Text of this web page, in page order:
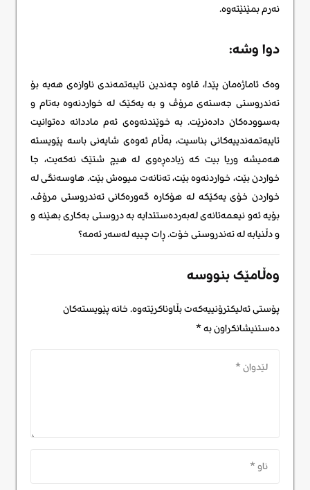
نەرم بمێنێتەوە.
دوا وشە:
وەک ئاماژەمان پێدا، قاوە چەندین تایبەتمەندی ناوازەی هەیە بۆ
تەندروستی جەستەی مرۆڤ و بە یەکێک لە خواردنەوە بەتام و
بەسوودەکان دادەنرێت. بە خوێندنەوەی ئەم ماددانە دەتوانیت
تایبەتمەندییەکانی بناسیت، بەڵام ئەوەی شایەنی باسە پێویستە
هەمیشە وریا بیت کە زیادەڕەوی لە هیچ شتێک نەکەیت، جا
خواردن بێت، خواردنەوە بێت، تەنانەت میوەش بێت. هاوسەنگی لە
خواردن خۆی یەکێکە لە هۆکارە گەورەکانی تەندروستی مرۆڤ.
بۆیە ئەو نیعمەتانەی لەبەردەستتدایە بە دروستی بەکاری بهێنە و
و دڵنیابه لە تەندروستی خۆت. ڕات چییە لەسەر ئەمە؟
وەڵامێک بنووسە
پۆستی ئەلیکترۆنییەکەت بڵاوناکرێتەوە.خانە پێویستەکان
دەستنیشانکراون بە*